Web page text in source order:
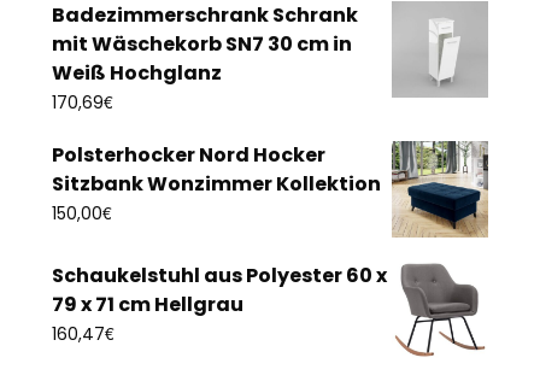
Badezimmerschrank Schrank
mit Wäschekorb SN7 30 cm in
Weiß Hochglanz
170,69€
Polsterhocker Nord Hocker
Sitzbank Wonzimmer Kollektion
150,00€
Schaukelstuhl aus Polyester 60 x
79 x 71 cm Hellgrau
160,47€